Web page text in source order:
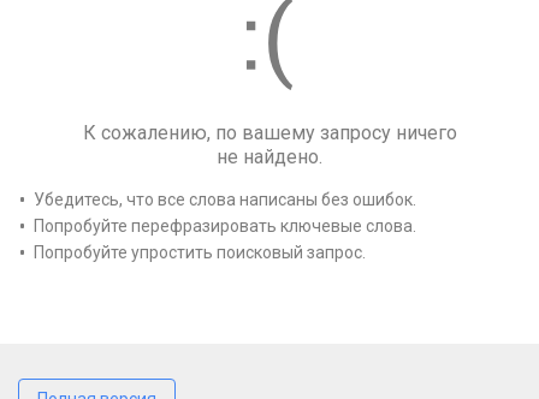
К сожалению, по вашему запросу ничего
не найдено.
Убедитесь, что все слова написаны без ошибок.
Попробуйте перефразировать ключевые слова.
Попробуйте упростить поисковый запрос.